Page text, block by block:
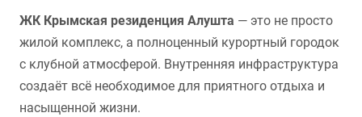
ЖК Крымская резиденция Алушта — это не просто
жилой комплекс, а полноценный курортный городок
с клубной атмосферой. Внутренняя инфраструктура
создаёт всё необходимое для приятного отдыха и
насыщенной жизни.